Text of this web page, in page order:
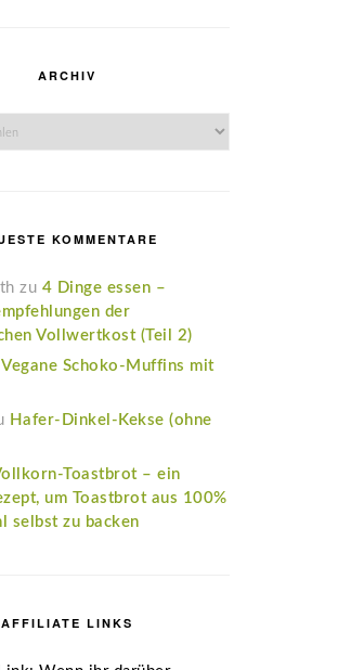
ARCHIV
KOMMENTARE
zu 4 Dinge essen –
der
Vollwertkost (Teil 2)
Vegane Schoko-Muffins mit
Hafer-Dinkel-Kekse (ohne
Toastbrot – ein
um Toastbrot aus 100%
selbst zu backen
AFFILIATE LINKS